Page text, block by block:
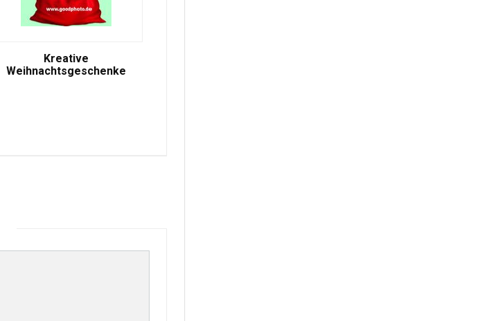
Kreative
Weihnachtsgeschenke